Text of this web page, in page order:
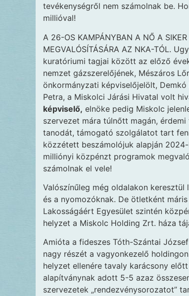
tevékenységről nem számolnak be.
millióval!
A 26-OS KAMPÁNYBAN A NŐ A
MEGVALÓSÍTÁSÁRA AZ NKA-TÓL.
kuratóriumi tagjai között az előző
nemzet gázszerelőjének, Mészáros
önkormányzati képviselőjelölt,
Petra, a Miskolci Járási Hivatal volt
képviselő, elnöke pedig Miskolc
szervezet mára túlnőtt magán,
tanodát, támogató szolgálatot tart
közzétett beszámolójuk alapján
milliónyi közpénzt programok
számolnak el vele!
Valószínűleg még oldalakon
és a nyomozóknak. De ötletként
Lakosságáért Egyesület szintén
helyzet a Miskolc Holding Zrt. háza
Amióta a fideszes Tóth-Szántai
nagy részét a vagyonkezelő
helyzet ellenére tavaly karácsony
alapítványnak adott 5-5 azaz
szervezetek „rendezvénysorozatot”